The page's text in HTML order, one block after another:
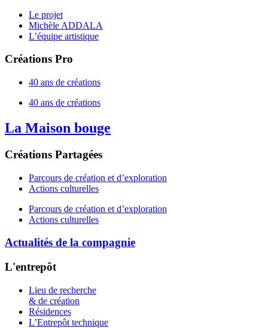
Le projet
Michèle ADDALA
L’équipe artistique
Créations Pro
40 ans de créations
40 ans de créations
La Maison bouge
Créations Partagées
Parcours de création et d’exploration
Actions culturelles
Parcours de création et d’exploration
Actions culturelles
Actualités de la compagnie
L'entrepôt
Lieu de recherche
& de création
Résidences
L’Entrepôt technique